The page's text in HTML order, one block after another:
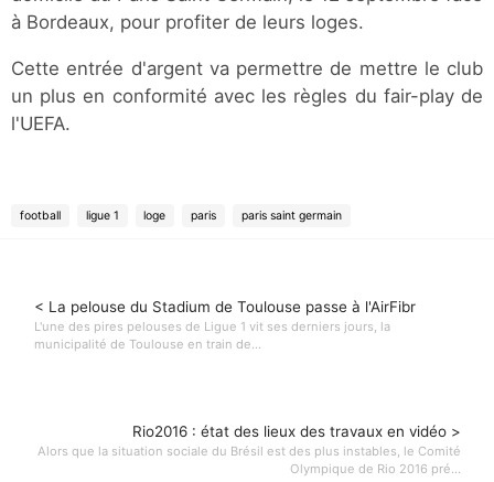
à Bordeaux, pour profiter de leurs loges.
Cette entrée d'argent va permettre de mettre le club
un plus en conformité avec les règles du fair-play de
l'UEFA.
football ligue 1 loge paris paris saint germain
< La pelouse du Stadium de Toulouse passe à l'AirFibr
L'une des pires pelouses de Ligue 1 vit ses derniers jours, la
municipalité de Toulouse en train de...
Rio2016 : état des lieux des travaux en vidéo >
Alors que la situation sociale du Brésil est des plus instables, le Comité
Olympique de Rio 2016 pré...